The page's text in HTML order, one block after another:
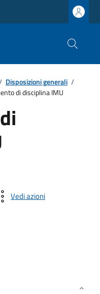
Disposizioni generali /
di disciplina IMU
Vedi azioni